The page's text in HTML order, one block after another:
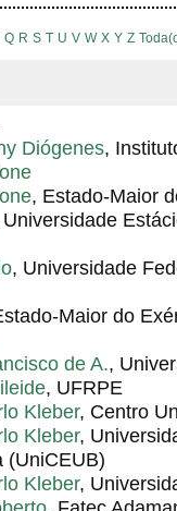
Q R S T U V W X Y Z
Diógenes,
, Estado-Maior
Universidade
, Universidade
Maior do
de A.,
, UFRPE
Kleber, Centro
Kleber,
(UniCEUB)
Kleber,